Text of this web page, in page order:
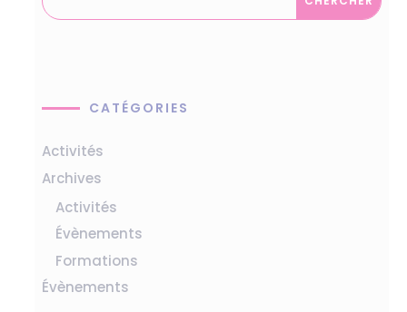
CATÉGORIES
Activités
Archives
Activités
Évènements
Formations
Évènements